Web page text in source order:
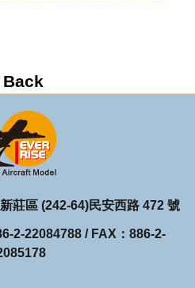
莊區 (242-64)民安西路 472 號
2-22084788 / FAX：886-2-